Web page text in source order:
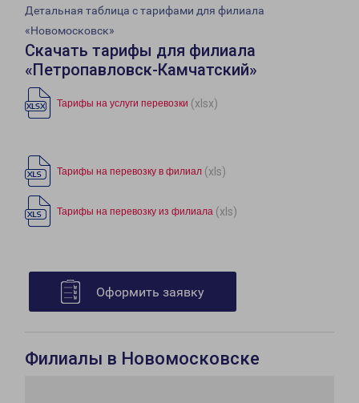
Детальная таблица с тарифами для филиала
«Новомосковск»
Скачать тарифы для филиала
«Петропавловск-Камчатский»
Тарифы на услуги перевозки (xlsx)
Тарифы на перевозку в филиал (xls)
Тарифы на перевозку из филиала (xls)
Оформить заявку
Филиалы в Новомосковске